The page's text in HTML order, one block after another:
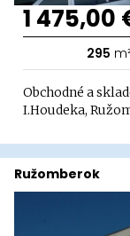
1
295 m²
Obchodné a
I.Houdeka,
Ružomberok